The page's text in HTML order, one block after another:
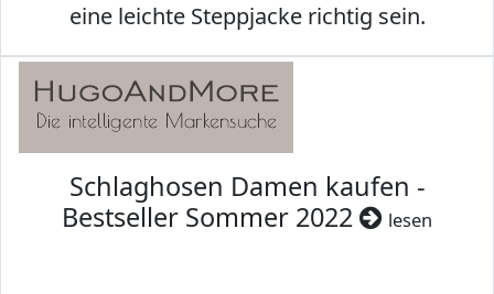
eine leichte Steppjacke richtig sein.
Schlaghosen Damen kaufen -
Bestseller Sommer 2022
lesen